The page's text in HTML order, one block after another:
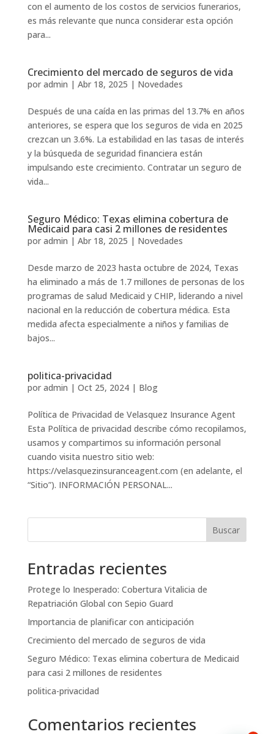
con el aumento de los costos de servicios funerarios,
es más relevante que nunca considerar esta opción
para...
Crecimiento del mercado de seguros de vida
por admin | Abr 18, 2025 | Novedades
Después de una caída en las primas del 13.7% en años
anteriores, se espera que los seguros de vida en 2025
crezcan un 3.6%. La estabilidad en las tasas de interés
y la búsqueda de seguridad financiera están
impulsando este crecimiento. Contratar un seguro de
vida...
Seguro Médico: Texas elimina cobertura de
Medicaid para casi 2 millones de residentes
por admin | Abr 18, 2025 | Novedades
Desde marzo de 2023 hasta octubre de 2024, Texas
ha eliminado a más de 1.7 millones de personas de los
programas de salud Medicaid y CHIP, liderando a nivel
nacional en la reducción de cobertura médica. Esta
medida afecta especialmente a niños y familias de
bajos...
politica-privacidad
por admin | Oct 25, 2024| Blog
Política de Privacidad de Velasquez Insurance Agent
Esta Política de privacidad describe cómo recopilamos,
usamos y compartimos su información personal
cuando visita nuestro sitio web:
https://velasquezinsuranceagent.com (en adelante, el
“Sitio”). INFORMACIÓN PERSONAL...
Buscar
Entradas recientes
Protege lo Inesperado: Cobertura Vitalicia de
Repatriación Global con Sepio Guard
Importancia de planificar con anticipación
Crecimiento del mercado de seguros de vida
Seguro Médico: Texas elimina cobertura de Medicaid
para casi 2 millones de residentes
politica-privacidad
Comentarios recientes